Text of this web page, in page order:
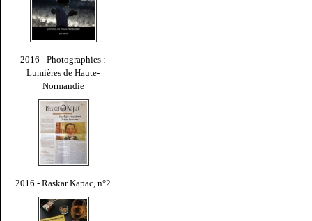
2016 - Photographies :
Lumières de Haute-
Normandie
2016 - Raskar Kapac, n°2